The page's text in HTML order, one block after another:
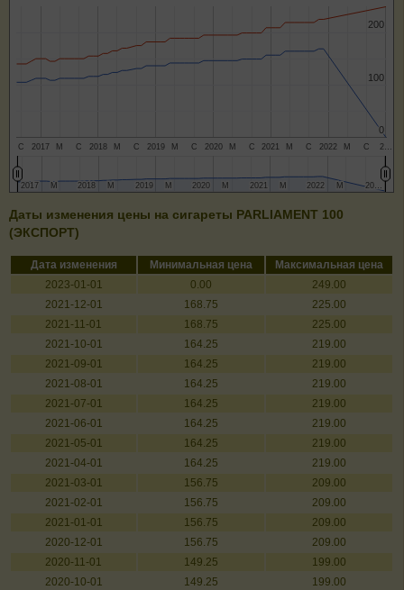
2017 2018 2019 2020 2021 2022 2…
С М С М С М С М С М С М С
0
0
100
100
200
200
2017
2017 2018
2018 2019
2019 2020
2020 2021
2021 2022
2022 20…
20…
М
М М
М М
М М
М М
М М
М
Даты изменения цены на сигареты PARLIAMENT 100
(ЭКСПОРТ)
Дата изменения Минимальная цена
Максимальная цена
2023-01-01
0.00
249.00
2021-12-01
168.75
225.00
2021-11-01
168.75
225.00
2021-10-01
164.25
219.00
2021-09-01
164.25
219.00
2021-08-01
164.25
219.00
2021-07-01
164.25
219.00
2021-06-01
164.25
219.00
2021-05-01
164.25
219.00
2021-04-01
164.25
219.00
2021-03-01
156.75
209.00
2021-02-01
156.75
209.00
2021-01-01
156.75
209.00
2020-12-01
156.75
209.00
2020-11-01
149.25
199.00
2020-10-01
149.25
199.00